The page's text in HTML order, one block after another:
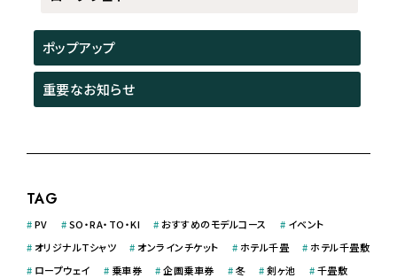
ポップアップ
重要なお知らせ
TAG
#PV #SO・RA・TO・KI #おすすめのモデルコース # イベント
# オリジナルＴシャツ # オンラインチケット # ホテル千畳 # ホテル千畳敷
# ロープウェイ # 乗車券 #企画乗車券 #冬 #剣ヶ池 #千畳敷